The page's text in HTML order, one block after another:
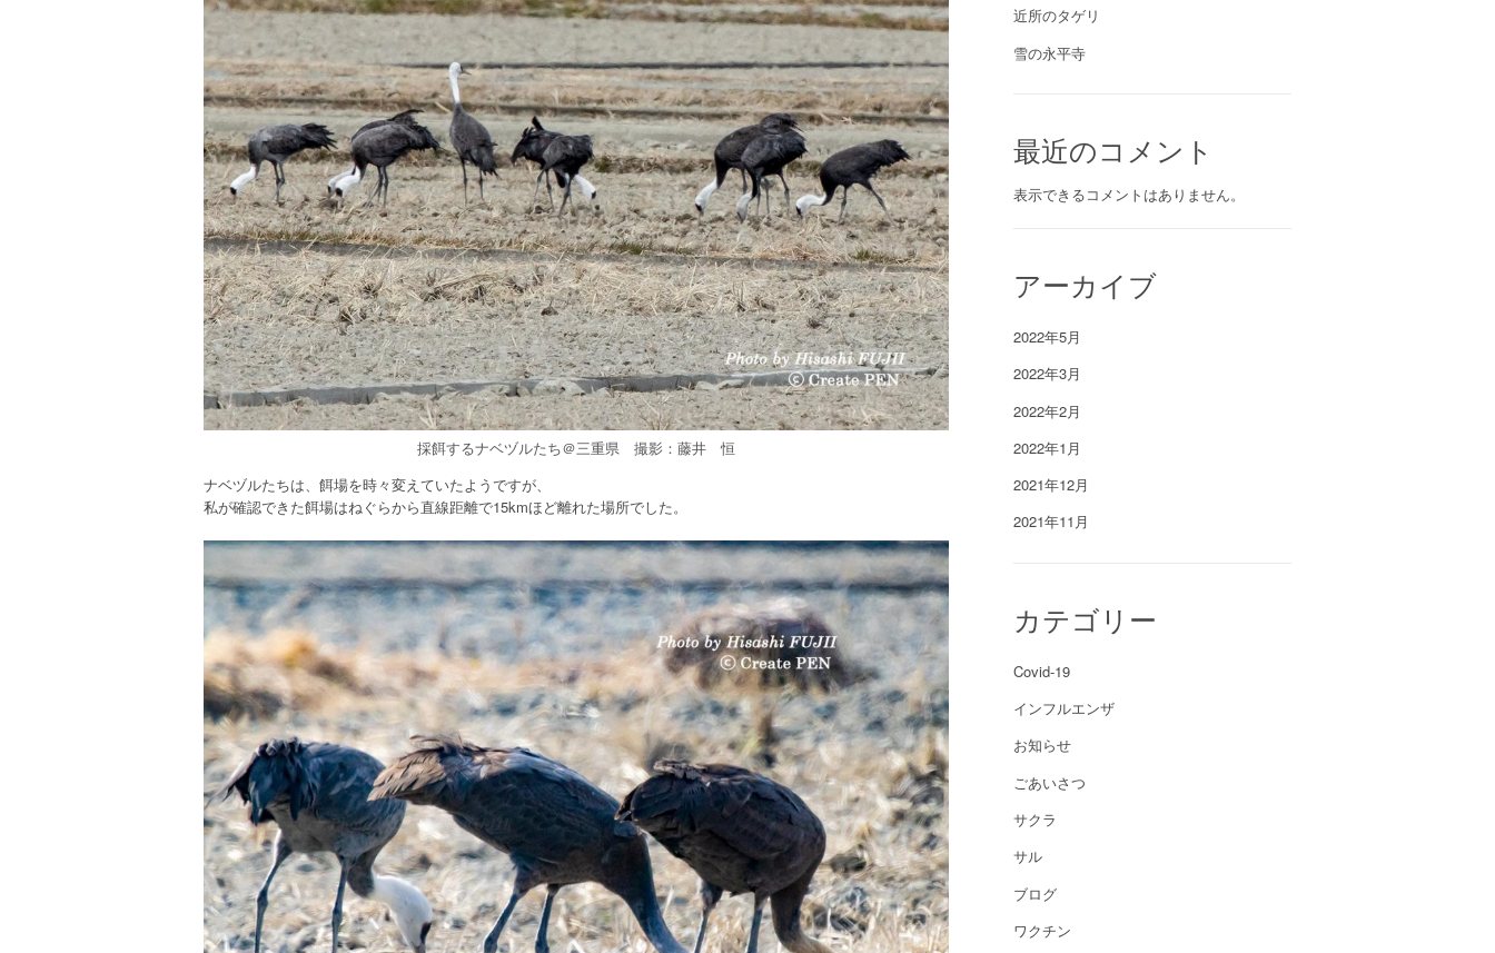
採餌するナベヅルたち＠三重県 撮影：藤井 恒
ナベヅルたちは、餌場を時々変えていたようですが、
私が確認できた餌場はねぐらから直線距離で15kmほど離れた場所でした。
近所のタゲリ
雪の永平寺
最近のコメント
表示できるコメントはありません。
アーカイブ
2022年5月
2022年3月
2022年2月
2022年1月
2021年12月
2021年11月
カテゴリー
Covid-19
インフルエンザ
お知らせ
ごあいさつ
サクラ
サル
ブログ
ワクチン